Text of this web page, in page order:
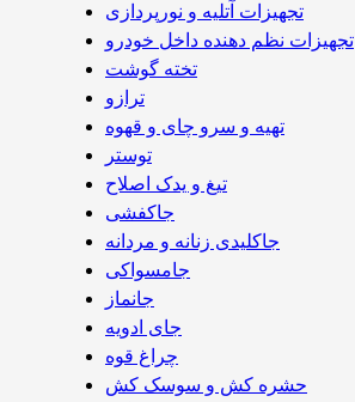
تجهیزات آتلیه و نورپردازی
تجهیزات نظم دهنده داخل خودرو
تخته گوشت
ترازو
تهیه و سرو چای و قهوه
توستر
تیغ و یدک اصلاح
جاکفشی
جاکلیدی زنانه و مردانه
جامسواکی
جانماز
جای ادویه
چراغ قوه
حشره کش و سوسک کش